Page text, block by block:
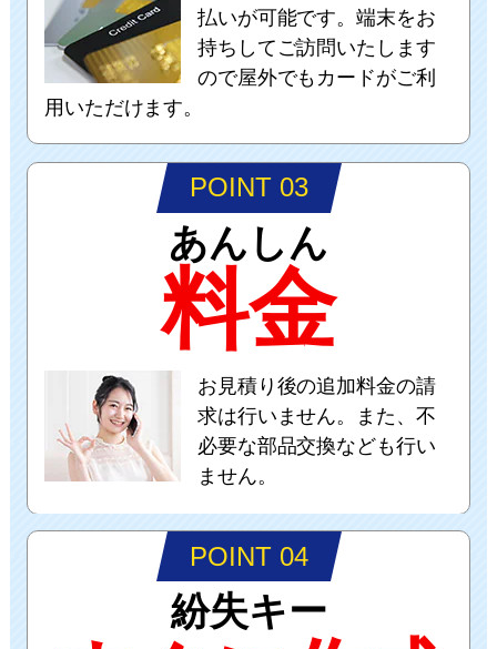
払いが可能です。端末をお
持ちしてご訪問いたします
ので屋外でもカードがご利
用いただけます。
POINT 03
あんしん
料金
お見積り後の追加料金の請
求は行いません。また、不
必要な部品交換なども行い
ません。
POINT 04
紛失キー